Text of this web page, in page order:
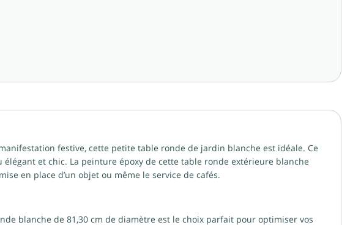
festive, cette petite table ronde de jardin blanche est idéale. Ce
et chic. La peinture époxy de cette table ronde extérieure blanche
en place d’un objet ou même le service de cafés.
blanche de 81,30 cm de diamètre est le choix parfait pour optimiser vos